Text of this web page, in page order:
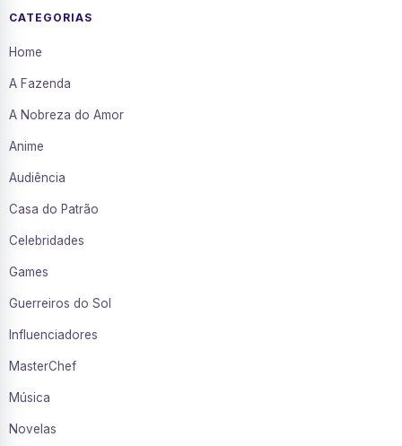
CATEGORIAS
Home
A Fazenda
A Nobreza do Amor
Anime
Audiência
Casa do Patrão
Celebridades
Games
Guerreiros do Sol
Influenciadores
MasterChef
Música
Novelas